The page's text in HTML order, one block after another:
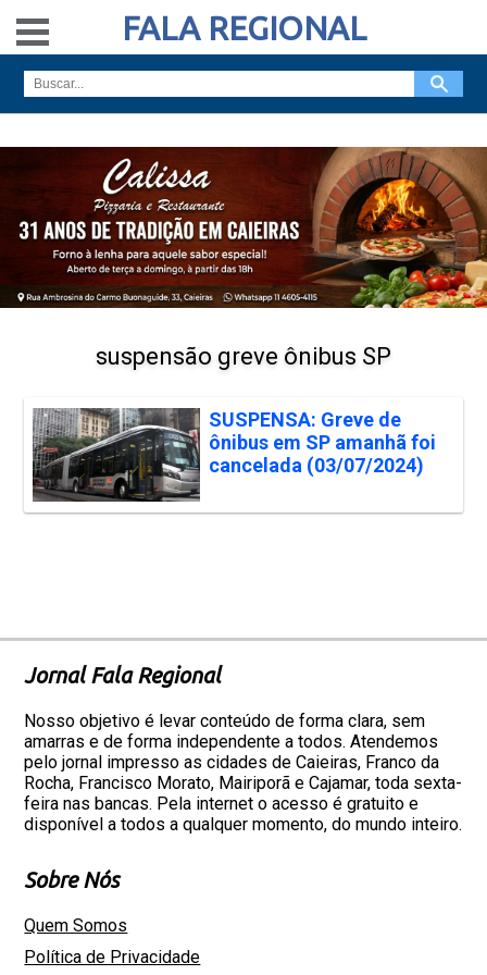
FALA REGIONAL
suspensão greve ônibus SP
SUSPENSA: Greve de
ônibus em SP amanhã foi
cancelada (03/07/2024)
Jornal Fala Regional
Nosso objetivo é levar conteúdo de forma clara, sem
amarras e de forma independente a todos. Atendemos
pelo jornal impresso as cidades de Caieiras, Franco da
Rocha, Francisco Morato, Mairiporã e Cajamar, toda sexta-
feira nas bancas. Pela internet o acesso é gratuito e
disponível a todos a qualquer momento, do mundo inteiro.
Sobre Nós
Quem Somos
Política de Privacidade